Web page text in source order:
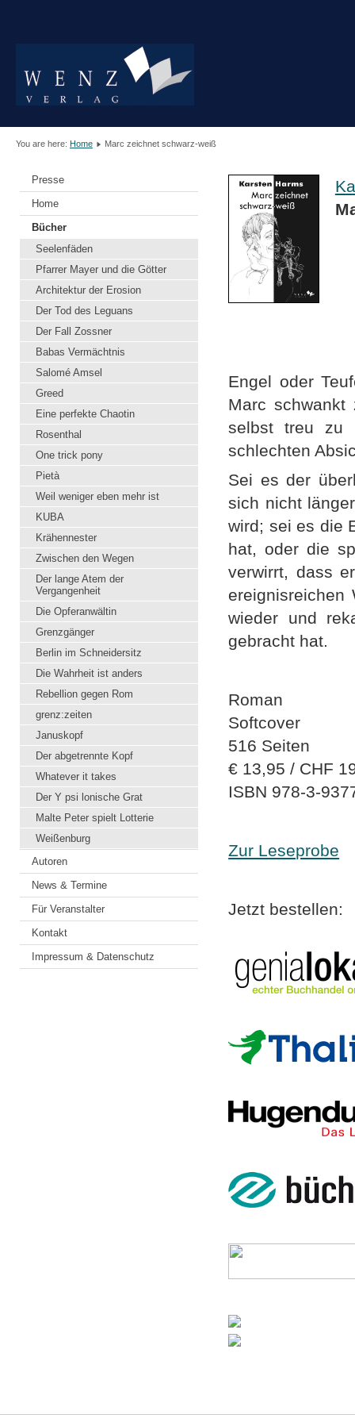
You are here: Home Marc zeichnet schwarz-weiß
Presse
Home
Bücher
Seelenfäden
Pfarrer Mayer und die Götter
Architektur der Erosion
Der Tod des Leguans
Der Fall Zossner
Babas Vermächtnis
Salomé Amsel
Greed
Eine perfekte Chaotin
Rosenthal
One trick pony
Pietà
Weil weniger eben mehr ist
KUBA
Krähennester
Zwischen den Wegen
Der lange Atem der
Vergangenheit
Die Opferanwältin
Grenzgänger
Berlin im Schneidersitz
Die Wahrheit ist anders
Rebellion gegen Rom
grenz:zeiten
Januskopf
Der abgetrennte Kopf
Whatever it takes
Der Y psi lonische Grat
Malte Peter spielt Lotterie
Weißenburg
Autoren
News & Termine
Für Veranstalter
Kontakt
Impressum & Datenschutz
Engel oder
Marc schwankt
selbst treu zu
schlechten
Sei es der
sich nicht
wird; sei es die
hat, oder die
verwirrt, dass
ereignisreichen
wieder und
gebracht hat.
Roman
Softcover
516 Seiten
€ 13,95 / CHF
ISBN 978-3-
Zur Leseprobe
Jetzt bestellen: